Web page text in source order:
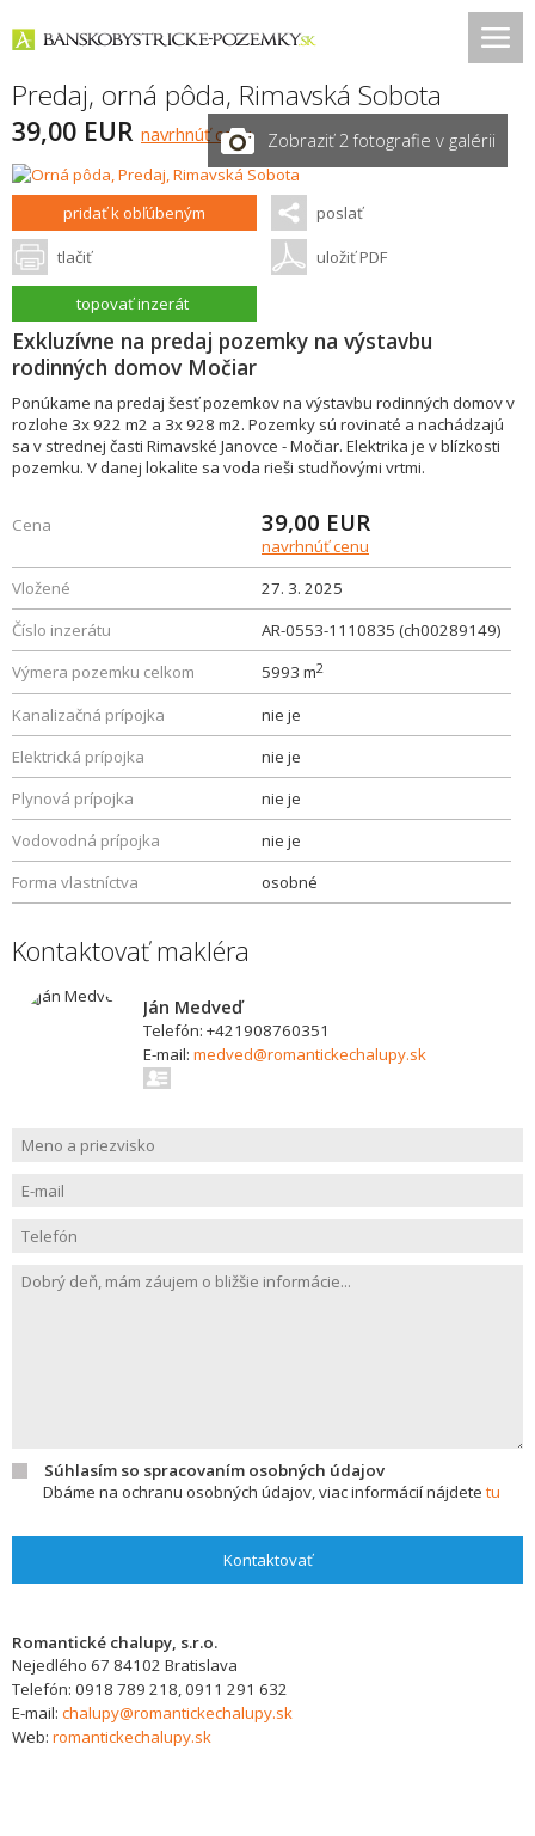
Predaj, orná pôda, Rimavská Sobota
39,00 EUR navrhnúť cenu Zobraziť 2 fotografie v galérii
pridať k obľúbeným poslať
tlačiť uložiť PDF
topovať inzerát
Exkluzívne na predaj pozemky na výstavbu
rodinných domov Močiar
Ponúkame na predaj šesť pozemkov na výstavbu rodinných domov v
rozlohe 3x 922 m2 a 3x 928 m2. Pozemky sú rovinaté a nachádzajú
sa v strednej časti Rimavské Janovce - Močiar. Elektrika je v blízkosti
pozemku. V danej lokalite sa voda rieši studňovými vrtmi.
Cena 39,00 EUR
navrhnúť cenu
Vložené
27. 3. 2025
Číslo inzerátu
AR-0553-1110835 (ch00289149)
Výmera pozemku celkom
5993 m2
Kanalizačná prípojka
nie je
Elektrická prípojka
nie je
Plynová prípojka
nie je
Vodovodná prípojka
nie je
Forma vlastníctva
osobné
Kontaktovať makléra
Ján Medveď
Telefón: +421908760351
E-mail: medved@romantickechalupy.sk
Súhlasím so spracovaním osobných údajov
Dbáme na ochranu osobných údajov, viac informácií nájdete tu
Kontaktovať
Romantické chalupy, s.r.o.
Nejedlého 67 84102 Bratislava
Telefón: 0918 789 218, 0911 291 632
E-mail: chalupy@romantickechalupy.sk
Web: romantickechalupy.sk